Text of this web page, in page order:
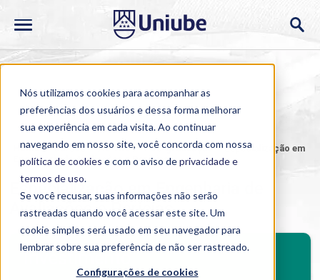
Nós utilizamos cookies para acompanhar as
preferências dos usuários e dessa forma melhorar
sua experiência em cada visita. Ao continuar
navegando em nosso site, você concorda com nossa
política de cookies e com o aviso deprivacidade e
termos de uso.
Se você recusar, suas informações não serão
rastreadas quando você acessar este site. Um
cookie simples será usado em seu navegador para
lembrar sobre sua preferência de não ser rastreado.
Configurações de cookies
Home > Cursos > Ao Vivo > Pós-graduação > Especialização em
Engenharia de Avaliações e Perícias
Especialização em Engenharia de
Avaliações e Perícias
Investimento
BENEFÍCIOS
Benefícios pós-graduação